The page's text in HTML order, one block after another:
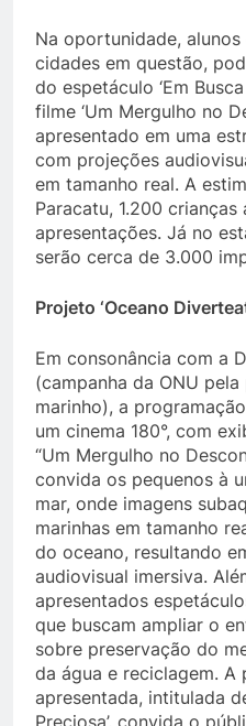
Na oportunidade,
cidades em questão,
do espetáculo ‘Em
filme ‘Um Mergulho no
apresentado em uma
com projeções
em tamanho real. A
Paracatu, 1.200 crianças
apresentações. Já no
serão cerca de 3.000
Projeto ‘Oceano
Em consonância com a
(campanha da ONU
marinho), a
um cinema 180°, com
“Um Mergulho no
convida os pequenos à
mar, onde imagens
marinhas em tamanho
do oceano, resultando
audiovisual imersiva.
apresentados
que buscam ampliar o
sobre preservação do
da água e reciclagem. A
apresentada, intitulada
Preciosa’, convida o